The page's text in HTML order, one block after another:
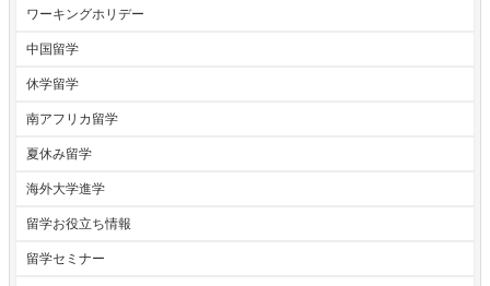
ワーキングホリデー
中国留学
休学留学
南アフリカ留学
夏休み留学
海外大学進学
留学お役立ち情報
留学セミナー